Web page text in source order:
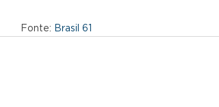
   Fonte:
Brasil 61